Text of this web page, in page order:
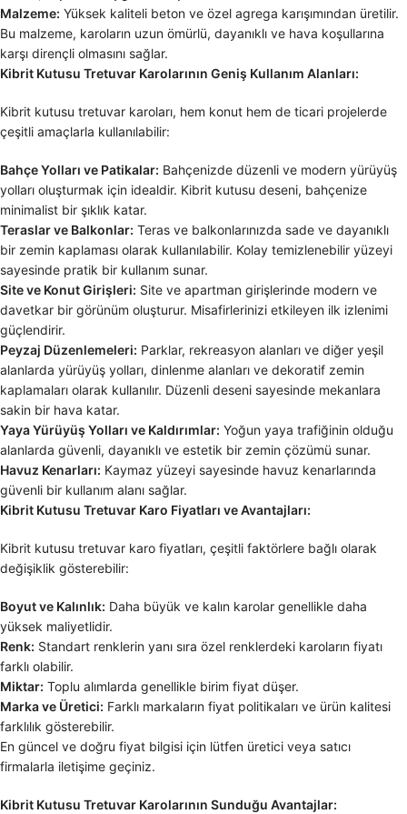
Malzeme: Yüksek kaliteli beton ve özel agrega karışımından üretilir.
Bu malzeme, karoların uzun ömürlü, dayanıklı ve hava koşullarına
karşı dirençli olmasını sağlar.
Kibrit Kutusu Tretuvar Karolarının Geniş Kullanım Alanları:
Kibrit kutusu tretuvar karoları, hem konut hem de ticari projelerde
çeşitli amaçlarla kullanılabilir:
Bahçe Yolları ve Patikalar: Bahçenizde düzenli ve modern yürüyüş
yolları oluşturmak için idealdir. Kibrit kutusu deseni, bahçenize
minimalist bir şıklık katar.
Teraslar ve Balkonlar: Teras ve balkonlarınızda sade ve dayanıklı
bir zemin kaplaması olarak kullanılabilir. Kolay temizlenebilir yüzeyi
sayesinde pratik bir kullanım sunar.
Site ve Konut Girişleri: Site ve apartman girişlerinde modern ve
davetkar bir görünüm oluşturur. Misafirlerinizi etkileyen ilk izlenimi
güçlendirir.
Peyzaj Düzenlemeleri: Parklar, rekreasyon alanları ve diğer yeşil
alanlarda yürüyüş yolları, dinlenme alanları ve dekoratif zemin
kaplamaları olarak kullanılır. Düzenli deseni sayesinde mekanlara
sakin bir hava katar.
Yaya Yürüyüş Yolları ve Kaldırımlar: Yoğun yaya trafiğinin olduğu
alanlarda güvenli, dayanıklı ve estetik bir zemin çözümü sunar.
Havuz Kenarları: Kaymaz yüzeyi sayesinde havuz kenarlarında
güvenli bir kullanım alanı sağlar.
Kibrit Kutusu Tretuvar Karo Fiyatları ve Avantajları:
Kibrit kutusu tretuvar karo fiyatları, çeşitli faktörlere bağlı olarak
değişiklik gösterebilir:
Boyut ve Kalınlık: Daha büyük ve kalın karolar genellikle daha
yüksek maliyetlidir.
Renk: Standart renklerin yanı sıra özel renklerdeki karoların fiyatı
farklı olabilir.
Miktar: Toplu alımlarda genellikle birim fiyat düşer.
Marka ve Üretici: Farklı markaların fiyat politikaları ve ürün kalitesi
farklılık gösterebilir.
En güncel ve doğru fiyat bilgisi için lütfen üretici veya satıcı
firmalarla iletişime geçiniz.
Kibrit Kutusu Tretuvar Karolarının Sunduğu Avantajlar: